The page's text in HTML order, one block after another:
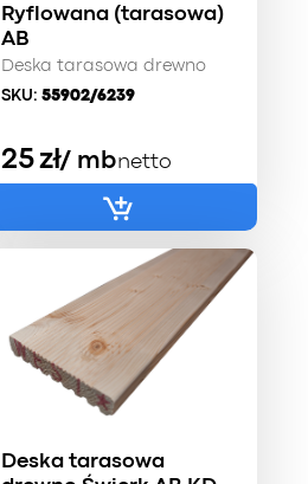
Ryflowana (tarasowa)
AB
Deska tarasowa drewno
SKU:55902/6239
25zł/ mbnetto
Deska tarasowa